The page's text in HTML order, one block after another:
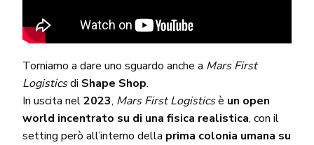
Torniamo a dare uno sguardo anche a Mars First
Logisticsdi Shape Shop.
In uscita nel2023, Mars First Logisticsè un open
world incentrato su di una fisica realistica, con il
setting però all’interno della prima colonia umana su